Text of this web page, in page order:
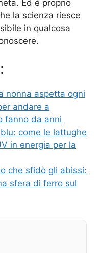
Ed è proprio
la scienza riesce
in qualcosa
nonna aspetta ogni
andare a
fanno da anni
come le lattughe
in energia per la
che sfidò gli abissi:
sfera di ferro sul